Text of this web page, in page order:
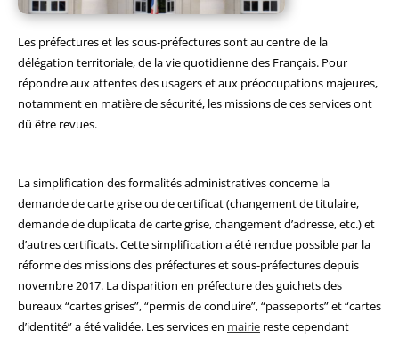
Les préfectures et les sous-préfectures sont au centre de la
délégation territoriale, de la vie quotidienne des Français. Pour
répondre aux attentes des usagers et aux préoccupations majeures,
notamment en matière de sécurité, les missions de ces services ont
dû être revues.
La simplification des formalités administratives concerne la
demande de carte grise ou de certificat (changement de titulaire,
demande de duplicata de carte grise, changement d’adresse, etc.) et
d’autres certificats. Cette simplification a été rendue possible par la
réforme des missions des préfectures et sous-préfectures depuis
novembre 2017. La disparition en préfecture des guichets des
bureaux “cartes grises”, “permis de conduire”, “passeports” et “cartes
d’identité” a été validée. Les services en mairie reste cependant